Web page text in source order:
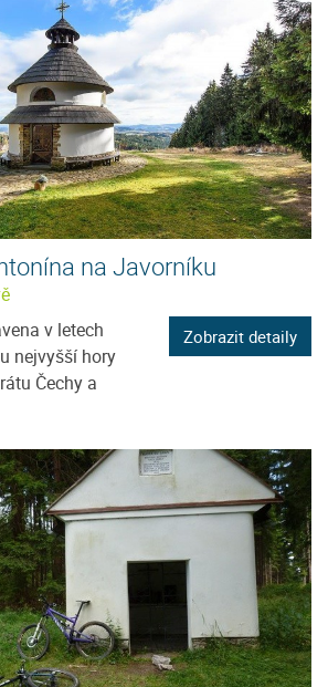
na Javorníku
v letech
nejvyšší hory
Čechy a
Zobrazit detaily